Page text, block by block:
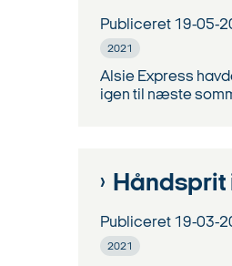
Publiceret 19-05-
2021
Alsie Express
igen til næste
Publiceret 19-03-
2021